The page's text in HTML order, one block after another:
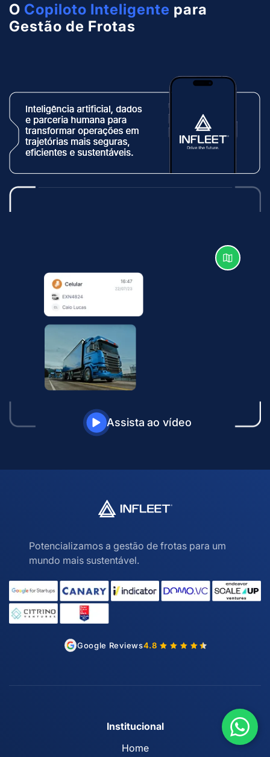
O Copiloto Inteligente para
Gestão de Frotas
Assista ao vídeo
Potencializamos a gestão de frotas para um
mundo mais sustentável.
Google Reviews4.8
Institucional
Home